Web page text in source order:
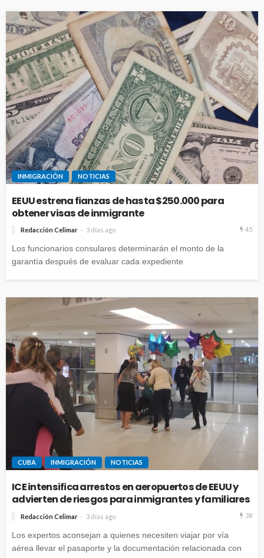
INMIGRACIÓN NOTICIAS
EEUU estrena fianzas de hasta $250.000 para
obtener visas de inmigrante
Redacción Celimar 3 días ago 45
Los funcionarios consulares determinarán el monto de la
garantía después de evaluar cada expediente
CUBA INMIGRACIÓN NOTICIAS
ICE intensifica arrestos en aeropuertos de EEUU y
advierten de riesgos para inmigrantes y familiares
Redacción Celimar 3 días ago 38
Los expertos aconsejan a quienes necesiten viajar por vía
aérea llevar el pasaporte y la documentación relacionada con